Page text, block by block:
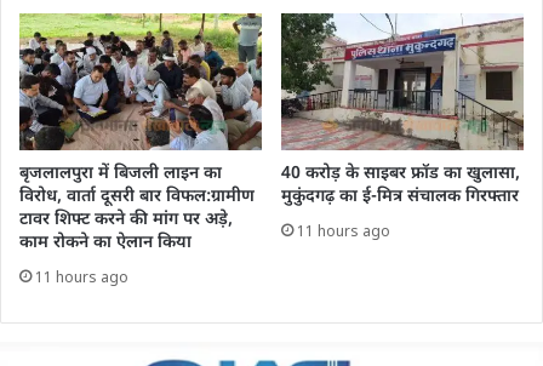
बृजलालपुरा में बिजली लाइन का
विरोध, वार्ता दूसरी बार विफल:ग्रामीण
टावर शिफ्ट करने की मांग पर अड़े,
काम रोकने का ऐलान किया
11 hours ago
40 करोड़ के साइबर फ्रॉड का खुलासा,
मुकुंदगढ़ का ई-मित्र संचालक गिरफ्तार
11 hours ago